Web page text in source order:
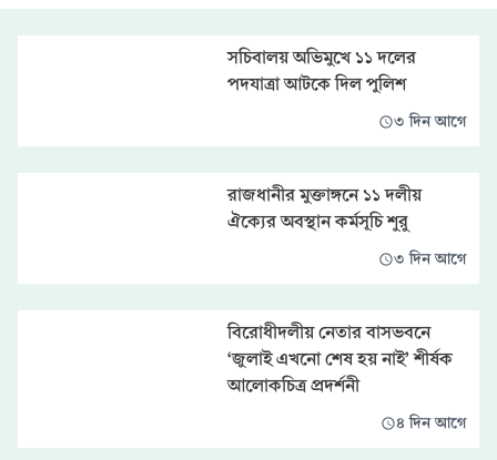
সচিবালয় অভিমুখে ১১ দলের
পদযাত্রা আটকে দিল পুলিশ
৩ দিন আগে
রাজধানীর মুক্তাঙ্গনে ১১ দলীয়
ঐক্যের অবস্থান কর্মসূচি শুরু
৩ দিন আগে
বিরোধীদলীয় নেতার বাসভবনে
‘জুলাই এখনো শেষ হয় নাই’ শীর্ষক
আলোকচিত্র প্রদর্শনী
৪ দিন আগে